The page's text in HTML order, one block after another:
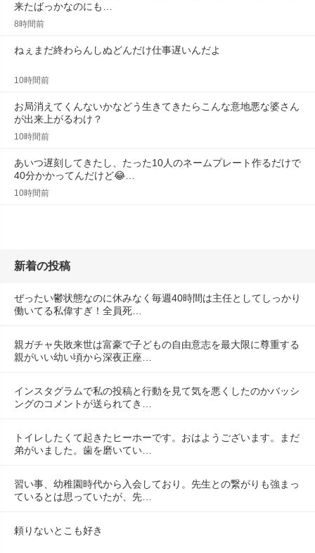
来たばっかなのにも…
8時間前
ねぇまだ終わらんしぬどんだけ仕事遅いんだよ
10時間前
お局消えてくんないかなどう生きてきたらこんな意地悪な婆さん
が出来上がるわけ？
10時間前
あいつ遅刻してきたし、たった10人のネームプレート作るだけで
40分かかってんだけど😂…
10時間前
新着の投稿
ぜったい鬱状態なのに休みなく毎週40時間は主任としてしっかり
働いてる私偉すぎ！全員死…
親ガチャ失敗来世は富豪で子どもの自由意志を最大限に尊重する
親がいい幼い頃から深夜正座…
インスタグラムで私の投稿と行動を見て気を悪くしたのかバッシ
ングのコメントが送られてき…
トイレしたくて起きたヒーホーです。おはようございます。まだ
弟がいました。歯を磨いてい…
習い事、幼稚園時代から入会しており。先生との繋がりも強まっ
ているとは思っていたが、先…
頼りないとこも好き